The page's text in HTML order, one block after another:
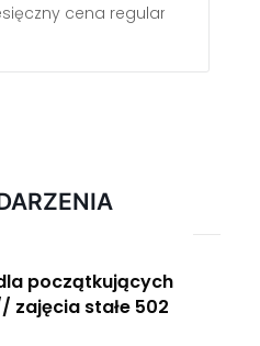
cena regularna (przy 4
początkujących
zajęcia stałe 502